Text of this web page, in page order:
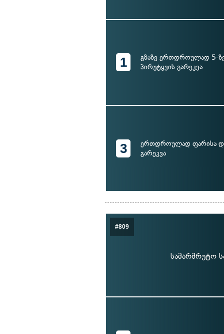
1
გზაზე ერთდროულად 5-
პირუტყვის გარეკვა
3
ერთდროულად ფარისა
გარეკვა
#809
სამარშრუტო